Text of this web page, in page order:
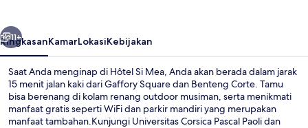
Berikutnya
11+
RingkasanKamarLokasiKebijakan
Saat Anda menginap di Hôtel Si Mea, Anda akan berada dalam jarak
15 menit jalan kaki dari Gaffory Square dan Benteng Corte. Tamu
bisa berenang di kolam renang outdoor musiman, serta menikmati
manfaat gratis seperti WiFi dan parkir mandiri yang merupakan
manfaat tambahan.Kunjungi Universitas Corsica Pascal Paoli dan